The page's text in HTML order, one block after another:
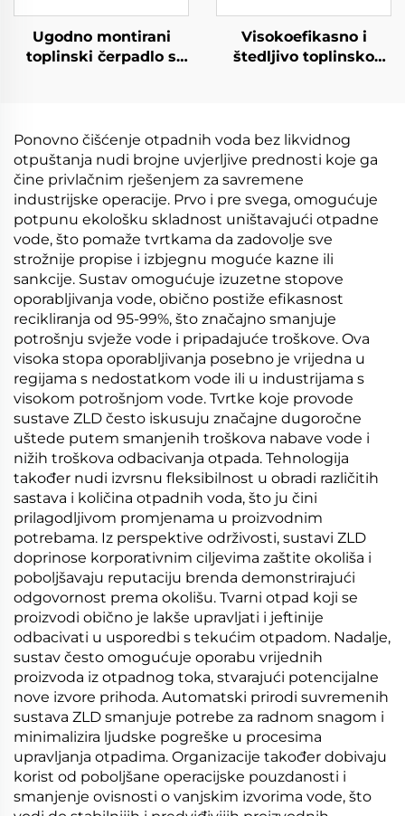
Ugodno montirani
toplinski čerpadlo s
Visokoefikasno i
štedljivo toplinsko
kristalizator iz Kine
Ponovno čišćenje otpadnih voda bez likvidnog
otpuštanja nudi brojne uvjerljive prednosti koje ga
čine privlačnim rješenjem za savremene
industrijske operacije. Prvo i pre svega, omogućuje
potpunu ekološku skladnost uništavajući otpadne
vode, što pomaže tvrtkama da zadovolje sve
strožnije propise i izbjegnu moguće kazne ili
sankcije. Sustav omogućuje izuzetne stopove
oporabljivanja vode, obično postiže efikasnost
recikliranja od 95-99%, što značajno smanjuje
potrošnju svježe vode i pripadajuće troškove. Ova
visoka stopa oporabljivanja posebno je vrijedna u
regijama s nedostatkom vode ili u industrijama s
visokom potrošnjom vode. Tvrtke koje provode
sustave ZLD često iskusuju značajne dugoročne
uštede putem smanjenih troškova nabave vode i
nižih troškova odbacivanja otpada. Tehnologija
također nudi izvrsnu fleksibilnost u obradi različitih
sastava i količina otpadnih voda, što ju čini
prilagodljivom promjenama u proizvodnim
potrebama. Iz perspektive održivosti, sustavi ZLD
doprinose korporativnim ciljevima zaštite okoliša i
poboljšavaju reputaciju brenda demonstrirajući
odgovornost prema okolišu. Tvarni otpad koji se
proizvodi obično je lakše upravljati i jeftinije
odbacivati u usporedbi s tekućim otpadom. Nadalje,
sustav često omogućuje oporabu vrijednih
proizvoda iz otpadnog toka, stvarajući potencijalne
nove izvore prihoda. Automatski prirodi suvremenih
sustava ZLD smanjuje potrebe za radnom snagom i
minimalizira ljudske pogreške u procesima
upravljanja otpadima. Organizacije također dobivaju
korist od poboljšane operacijske pouzdanosti i
smanjenje ovisnosti o vanjskim izvorima vode, što